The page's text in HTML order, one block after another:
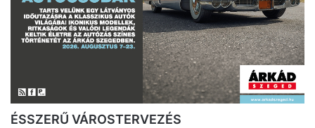
ÉSSZERŰ VÁROSTERVEZÉS